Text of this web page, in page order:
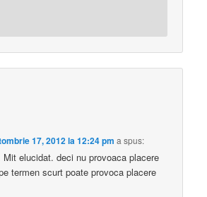
17, 2012 la 12:24 pm a spus:
elucidat. deci nu provoaca placere
termen scurt poate provoca placere